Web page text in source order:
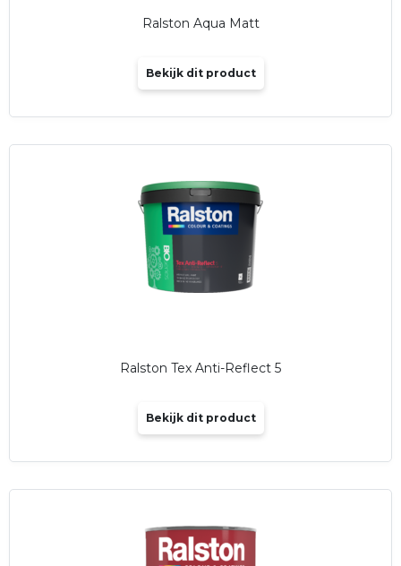
Ralston Aqua Matt
Bekijk dit product
Ralston Tex Anti-Reflect 5
Bekijk dit product